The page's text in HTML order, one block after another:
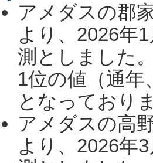
アメダスの郡
より、2026年
測としました
1位の値（通年
となっており
アメダスの高
より、2026年